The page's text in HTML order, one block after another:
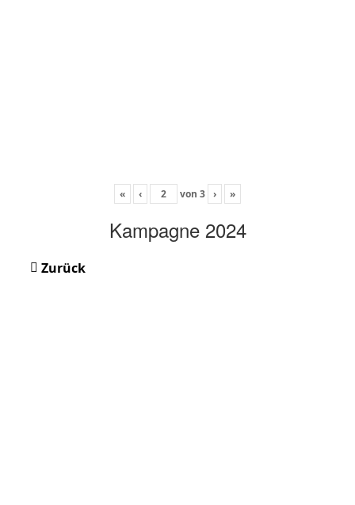
« ‹ von 3 › »
Kampagne 2024
Zurück